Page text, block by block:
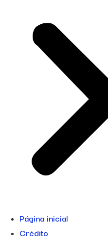
Página inicial
Crédito